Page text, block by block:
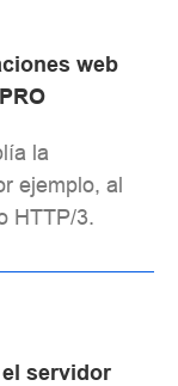
web
la
ejemplo, al
HTTP/3.
servidor